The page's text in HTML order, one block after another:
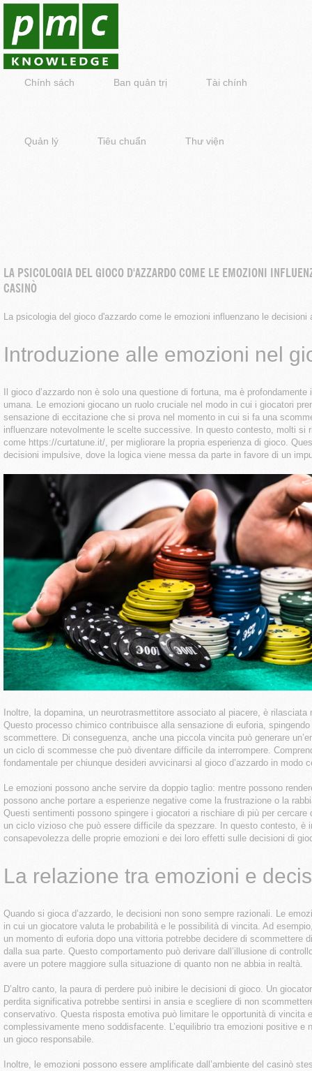
Chính sách Ban quản trị Tài chính
Quản lý Tiêu chuẩn Thư viện
LA PSICOLOGIA DEL GIOCO D'AZZARDO COME LE EMOZIONI
CASINÒ
La psicologia del gioco d'azzardo come le emozioni influenzano le decisioni
Introduzione alle emozioni nel
Il gioco d’azzardo non è solo una questione di fortuna, ma è
umana. Le emozioni giocano un ruolo cruciale nel modo in cui i giocatori
sensazione di eccitazione che si prova nel momento in cui si fa una
influenzare notevolmente le scelte successive. In questo contesto, molti si
come https://curtatune.it/, per migliorare la propria esperienza di gioco.
decisioni impulsive, dove la logica viene messa da parte in favore di un
Inoltre, la dopamina, un neurotrasmettitore associato al piacere, è
Questo processo chimico contribuisce alla sensazione di euforia,
scommettere. Di conseguenza, anche una piccola vincita può generare
un ciclo di scommesse che può diventare difficile da interrompere.
fondamentale per chiunque desideri avvicinarsi al gioco d’azzardo in modo
Le emozioni possono anche servire da doppio taglio: mentre possono
possono anche portare a esperienze negative come la frustrazione o la
Questi sentimenti possono spingere i giocatori a rischiare di più per cercare
un ciclo vizioso che può essere difficile da spezzare. In questo contesto, è
consapevolezza delle proprie emozioni e dei loro effetti sulle decisioni di
La relazione tra emozioni e
Quando si gioca d’azzardo, le decisioni non sono sempre razionali. Le
in cui un giocatore valuta le probabilità e le possibilità di vincita. Ad
un momento di euforia dopo una vittoria potrebbe decidere di scommettere
dalla sua parte. Questo comportamento può derivare dall’illusione di
avere un potere maggiore sulla situazione di quanto non ne abbia in realtà.
D’altro canto, la paura di perdere può inibire le decisioni di gioco. Un
perdita significativa potrebbe sentirsi in ansia e scegliere di non
conservativo. Questa risposta emotiva può limitare le opportunità di vincita
complessivamente meno soddisfacente. L’equilibrio tra emozioni positive e
un gioco responsabile.
Inoltre, le emozioni possono essere amplificate dall’ambiente del casinò